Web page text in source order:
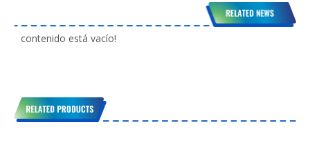
contenido está vacío!